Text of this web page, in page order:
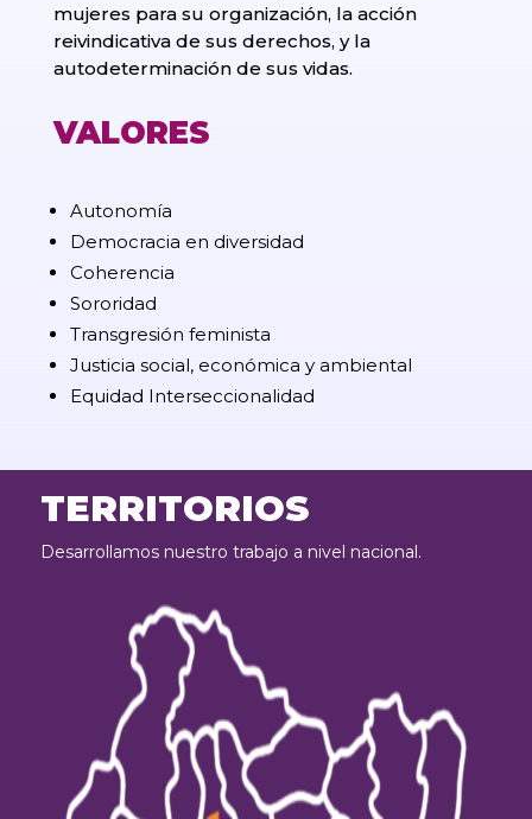
mujeres para su organización, la acción
reivindicativa de sus derechos, y la
autodeterminación de sus vidas.
VALORES
Autonomía
Democracia en diversidad
Coherencia
Sororidad
Transgresión feminista
Justicia social, económica y ambiental
Equidad Interseccionalidad
TERRITORIOS
Desarrollamos nuestro trabajo a nivel nacional.